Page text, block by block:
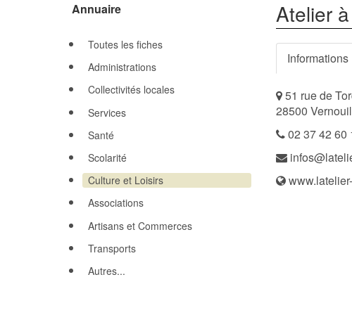
Annuaire
Toutes les fiches
Administrations
Collectivités locales
Services
Santé
Scolarité
Culture et Loisirs
Associations
Artisans et Commerces
Transports
Autres...
Atelier
Informations
51 rue de
28500
02 37 42 60